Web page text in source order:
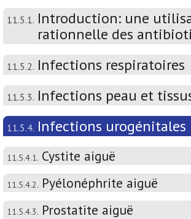
11.5.1. Introduction: une
rationnelle des
11.5.2. Infections respiratoires
11.5.3. Infections peau et
11.5.4. Infections urogénitales
11.5.4.1. Cystite aiguë
11.5.4.2. Pyélonéphrite aiguë
11.5.4.3. Prostatite aiguë